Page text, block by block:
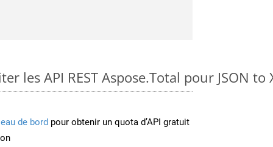
les API REST Aspose.Total pour JSON to
de bord pour obtenir un quota d’API gratuit